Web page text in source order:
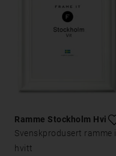
Ramme Stockholm Hvit
Svenskprodusert ramme i
hvitt